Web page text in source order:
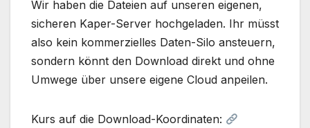
Wir haben die Dateien auf unseren eigenen,
sicheren Kaper-Server hochgeladen. Ihr müsst
also kein kommerzielles Daten-Silo ansteuern,
sondern könnt den Download direkt und ohne
Umwege über unsere eigene Cloud anpeilen.
Kurs auf die Download-Koordinaten: